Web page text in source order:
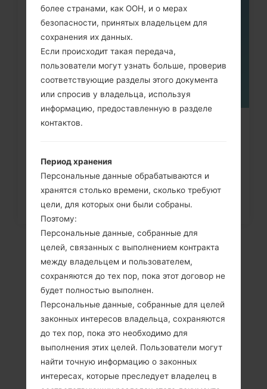
Как удалить все данные с
Видео
LGK450(LGK450)
более странами, как ООН, и о мерах
безопасности, принятых владельцем для
сохранения их данных.
Если происходит такая передача,
пользователи могут узнать больше, проверив
соответствующие разделы этого документа
или спросив у владельца, используя
информацию, предоставленную в разделе
контактов.
Период хранения
Персональные данные обрабатываются и
хранятся столько времени, сколько требуют
цели, для которых они были собраны.
Поэтому:
Персональные данные, собранные для
целей, связанных с выполнением контракта
между владельцем и пользователем,
сохраняются до тех пор, пока этот договор не
будет полностью выполнен.
Персональные данные, собранные для целей
законных интересов владельца, сохраняются
до тех пор, пока это необходимо для
выполнения этих целей. Пользователи могут
найти точную информацию о законных
интересах, которые преследует владелец в